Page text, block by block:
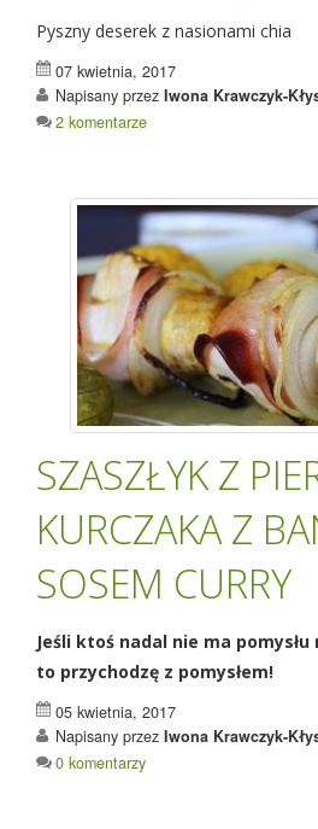
Pyszny deserek z nasionami chia
07 kwietnia, 2017
Napisany przez Iwona Krawczyk-
2 komentarze
SZASZŁYK Z
KURCZAKA Z
SOSEM CURRY
Jeśli ktoś nadal nie ma
to przychodzę z pomysłem!
05 kwietnia, 2017
Napisany przez Iwona Krawczyk-
0 komentarzy